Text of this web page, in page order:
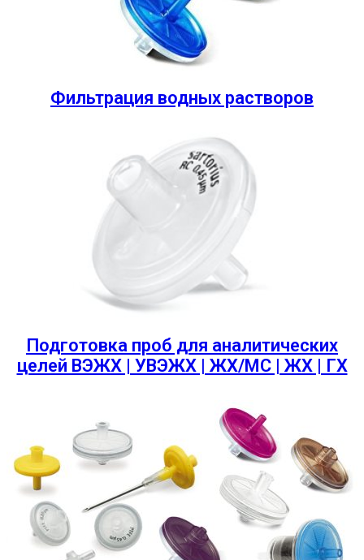
Фильтрация водных растворов
Подготовка проб для аналитических
целей ВЭЖХ | УВЭЖХ | ЖХ/МС | ЖХ | ГХ